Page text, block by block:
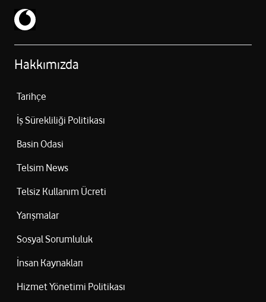
Hakkımızda
Tarihçe
İş Sürekliliği Politikası
Basin Odasi
Telsim News
Telsiz Kullanım Ücreti
Yarışmalar
Sosyal Sorumluluk
İnsan Kaynakları
Hizmet Yönetimi Politikası